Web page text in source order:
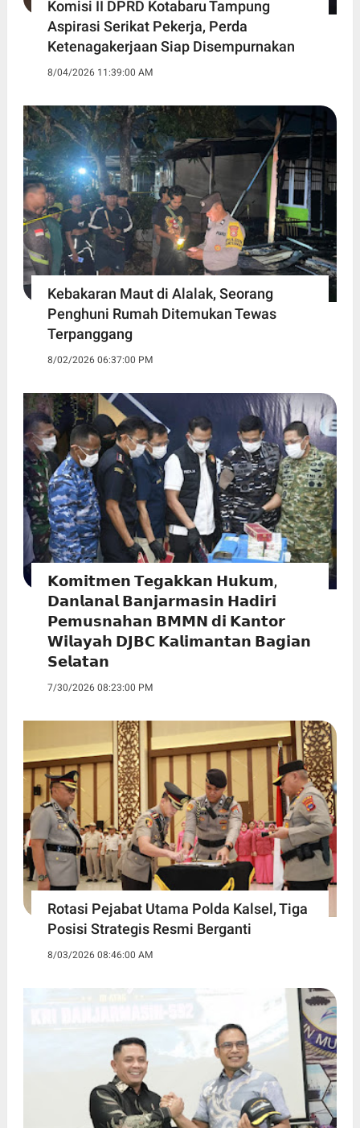
Komisi II DPRD Kotabaru Tampung
Aspirasi Serikat Pekerja, Perda
Ketenagakerjaan Siap Disempurnakan
8/04/2026 11:39:00 AM
Kebakaran Maut di Alalak, Seorang
Penghuni Rumah Ditemukan Tewas
Terpanggang
8/02/2026 06:37:00 PM
𝗞𝗼𝗺𝗶𝘁𝗺𝗲𝗻 𝗧𝗲𝗴𝗮𝗸𝗸𝗮𝗻 𝗛𝘂𝗸𝘂𝗺,
𝗗𝗮𝗻𝗹𝗮𝗻𝗮𝗹 𝗕𝗮𝗻𝗷𝗮𝗿𝗺𝗮𝘀𝗶𝗻 𝗛𝗮𝗱𝗶𝗿𝗶
𝗣𝗲𝗺𝘂𝘀𝗻𝗮𝗵𝗮𝗻 𝗕𝗠𝗠𝗡 𝗱𝗶 𝗞𝗮𝗻𝘁𝗼𝗿
𝗪𝗶𝗹𝗮𝘆𝗮𝗵 𝗗𝗝𝗕𝗖 𝗞𝗮𝗹𝗶𝗺𝗮𝗻𝘁𝗮𝗻 𝗕𝗮𝗴𝗶𝗮𝗻
𝗦𝗲𝗹𝗮𝘁𝗮𝗻
7/30/2026 08:23:00 PM
Rotasi Pejabat Utama Polda Kalsel, Tiga
Posisi Strategis Resmi Berganti
8/03/2026 08:46:00 AM